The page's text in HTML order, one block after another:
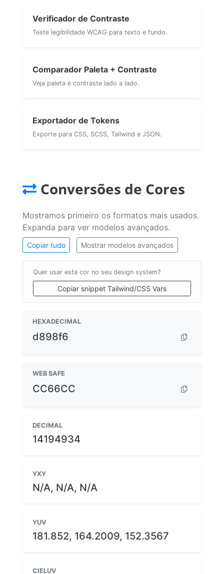
Verificador de Contraste
Teste legibilidade WCAG para texto e fundo.
Comparador Paleta + Contraste
Veja paleta e contraste lado a lado.
Exportador de Tokens
Exporte para CSS, SCSS, Tailwind e JSON.
Conversões de Cores
Mostramos primeiro os formatos mais usados.
Expanda para ver modelos avançados.
Copiar tudo Mostrar modelos avançados
Quer usar esta cor no seu design system?
Copiar snippet Tailwind/CSS Vars
HEXADECIMAL
d898f6
WEB SAFE
CC66CC
DECIMAL
14194934
YXY
N/A, N/A, N/A
YUV
181.852, 164.2009, 152.3567
CIELUV